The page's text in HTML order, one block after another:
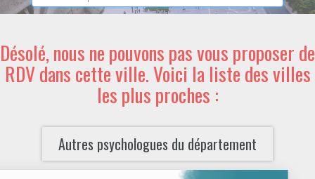
Désolé, nous ne pouvons pas vous proposer de
RDV dans cette ville. Voici la liste des villes
les plus proches :
Autres psychologues du département